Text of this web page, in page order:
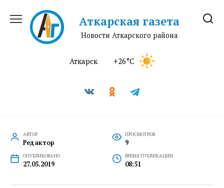
содержанию
Аткарская газета
Новости Аткарского района
Аткарск +26°C
АВТОР
Редактор
ПРОСМОТРОВ
9
ОПУБЛИКОВАНО
27.05.2019
ВРЕМЯ ПУБЛИКАЦИИ
08:51